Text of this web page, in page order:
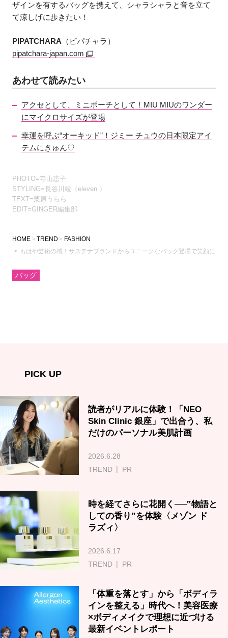
ザインを有するバッグを携えて、シャラシャラと音を立て
て涼しげに歩きたい！
PIPATCHARA （ピパチャラ）
pipatchara-japan.com
あわせて読みたい
アクセとして、ミニポーチとして！MIU MIUのワンダー
にマイクロサイズが登場
幸運を呼ぶ“オーキッド”！ジミー チュウの日本限定アイ
テムにきゅん♡
PHOTO=寺山恵子
STYLING=長谷川綾（eleven.）
TEXT=栗原うらら
EDIT=GINGER編集部
HOME TREND
FASHION
もはや芸術の域！サステナブランドからユニークなバッグ登場で笑顔に
バッグ
PICK UP
読者がリアルに体験！「NEO
Skin Clinic 銀座」で出合う、私
だけのパーソナル美肌計画
2026.6.28
TREND
PR
時を経てさらに花開く──‟物語と
しての香り”を体験〈メゾン ド
ラズィ〉
2026.6.17
TREND
PR
「体重を落とす」から「ボディラ
インを整える」時代へ！美容医療
×ボディメイクで理想に近づける
最新イベントレポート